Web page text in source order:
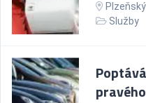
Služby